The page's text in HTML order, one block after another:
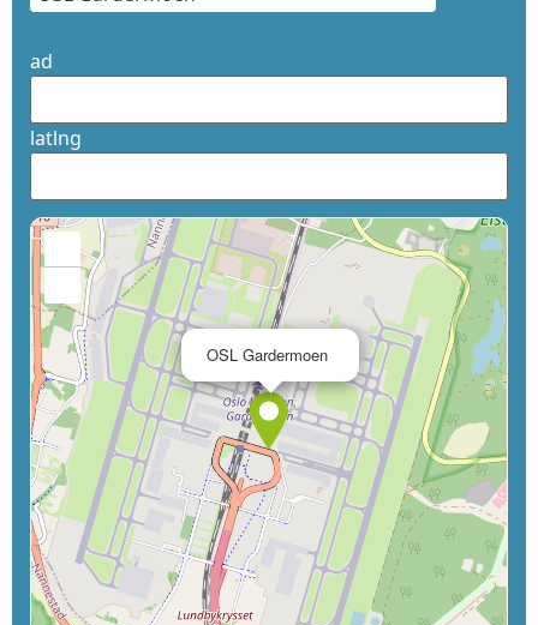
ad
latlng
OSL Gardermoen